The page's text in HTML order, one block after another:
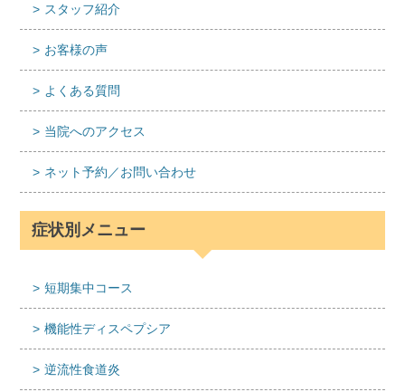
スタッフ紹介
お客様の声
よくある質問
当院へのアクセス
ネット予約／お問い合わせ
症状別メニュー
短期集中コース
機能性ディスペプシア
逆流性食道炎